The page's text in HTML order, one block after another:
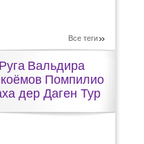
Все теги
Вальдира
Помпилио
дер Даген Тур